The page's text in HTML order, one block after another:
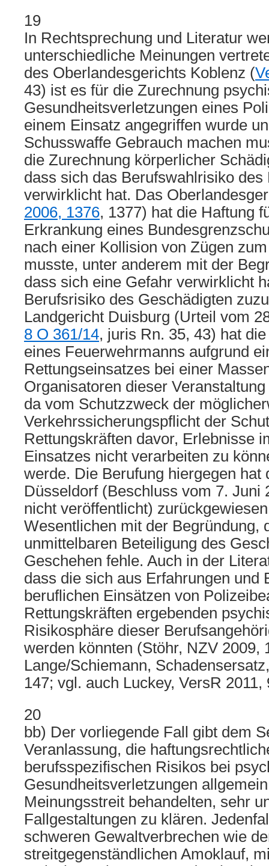
19
In Rechtsprechung und Literatur
unterschiedliche Meinungen
des Oberlandesgerichts Koblenz (
43) ist es für die Zurechnung
Gesundheitsverletzungen eines
einem Einsatz angegriffen wurde
Schusswaffe Gebrauch machen
die Zurechnung körperlicher
dass sich das Berufswahlrisiko des
verwirklicht hat. Das
2006, 1376, 1377) hat die Haftung
Erkrankung eines
nach einer Kollision von Zügen
musste, unter anderem mit der
dass sich eine Gefahr verwirklicht
Berufsrisiko des Geschädigten
Landgericht Duisburg (Urteil vom
8 O 361/14, juris Rn. 35, 43) hat
eines Feuerwehrmanns aufgrund
Rettungseinsatzes bei einer
Organisatoren dieser
da vom Schutzzweck der
Verkehrssicherungspflicht der
Rettungskräften davor, Erlebnisse
Einsatzes nicht verarbeiten zu
werde. Die Berufung hiergegen hat
Düsseldorf (Beschluss vom 7. Juni
nicht veröffentlicht)
Wesentlichen mit der Begründung,
unmittelbaren Beteiligung des
Geschehen fehle. Auch in der
dass die sich aus Erfahrungen und
beruflichen Einsätzen von
Rettungskräften ergebenden
Risikosphäre dieser
werden könnten (Stöhr, NZV 2009,
Lange/Schiemann,
147; vgl. auch Luckey, VersR 2011,
20
bb) Der vorliegende Fall gibt dem
Veranlassung, die
berufsspezifischen Risikos bei
Gesundheitsverletzungen
Meinungsstreit behandelten, sehr
Fallgestaltungen zu klären.
schweren Gewaltverbrechen wie
streitgegenständlichen Amoklauf,